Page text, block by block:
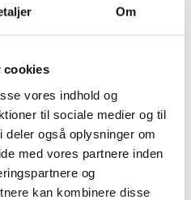
Om
cookies
vores indhold og
til sociale medier og til
også oplysninger om
med vores partnere inden
og
kan kombinere disse
spilleren placere den på
længde fra og ikke
én gang, og den er i
20-4)
normalt.